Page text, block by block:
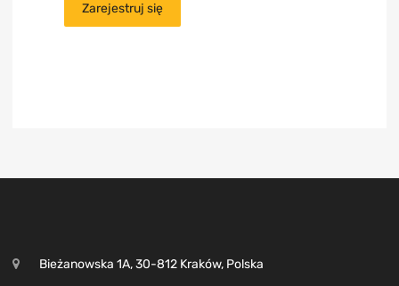
Zarejestruj się
Bieżanowska 1A, 30-812 Kraków, Polska